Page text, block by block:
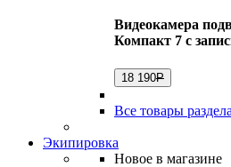
Видеокамера
Компакт 7 с
18 190Р
Все товары раздела
Экипировка
Новое в магазине